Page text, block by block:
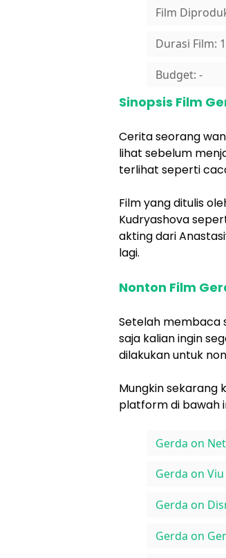
Film
Durasi Film:
Budget: -
Sinopsis Film
Cerita seorang
lihat sebelum
terlihat seperti
Film yang ditulis
Kudryashova
akting dari
lagi.
Nonton Film
Setelah membaca
saja kalian ingin
dilakukan untuk
Mungkin sekarang
platform di bawah
Gerda on
Gerda on Viu
Gerda on
Gerda on